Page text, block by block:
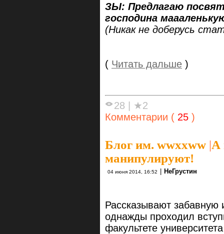
ЗЫ: Предлагаю
господина
(Никак не доберусь
( Читать дальше )
28
★2
Комментарии ( 25 )
Блог им. wwxxww |А
манипулируют!
04 июня 2014, 16:52 НеГрустин
Рассказывают забавную
однажды проходил
факультете